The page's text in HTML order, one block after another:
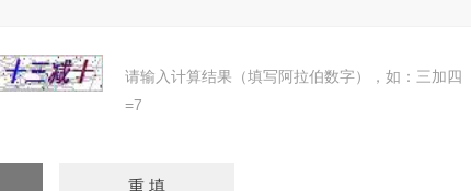
请输入计算结果（填写阿拉伯数字），如：三加四
=7